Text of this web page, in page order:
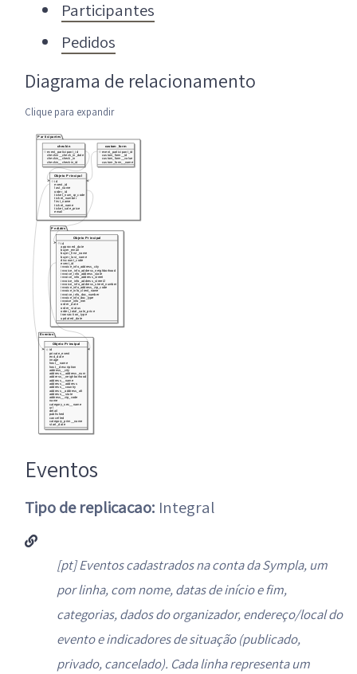
Participantes
Pedidos
Diagrama de relacionamento
Clique para expandir
Eventos
Tipo de replicacao: Integral
[pt] Eventos cadastrados na conta da Sympla, um
por linha, com nome, datas de início e fim,
categorias, dados do organizador, endereço/local do
evento e indicadores de situação (publicado,
privado, cancelado). Cada linha representa um